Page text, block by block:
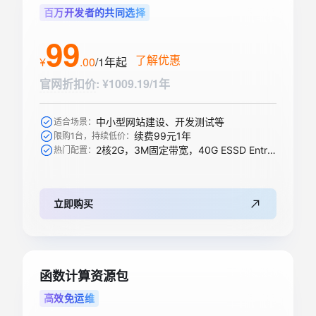
百万开发者的共同选择
¥99.00/1年起 了解优惠
官网折扣价: ¥1009.19/1年
适合场景： 中小型网站建设、开发测试等
限购1台，持续低价： 续费99元1年
热门配置： 2核2G，3M固定带宽，40G ESSD Entry盘
立即购买
函数计算资源包
高效免运维